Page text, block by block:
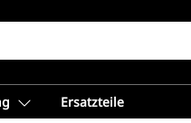
Ersatzteile